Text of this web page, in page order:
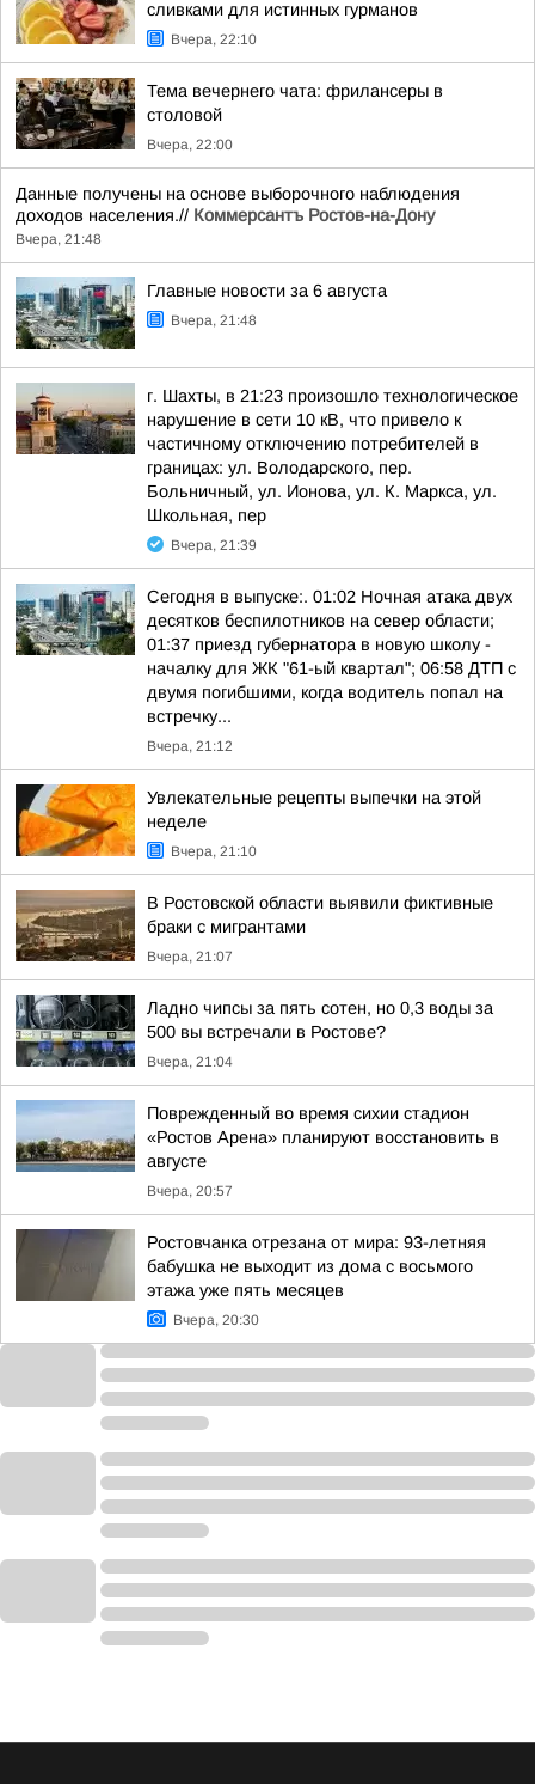
сливками для истинных гурманов
Вчера, 22:10
Тема вечернего чата: фрилансеры в
столовой
Вчера, 22:00
Данные получены на основе выборочного наблюдения
доходов населения.// Коммерсантъ Ростов-на-Дону
Вчера, 21:48
Главные новости за 6 августа
Вчера, 21:48
г. Шахты, в 21:23 произошло технологическое
нарушение в сети 10 кВ, что привело к
частичному отключению потребителей в
границах: ул. Володарского, пер.
Больничный, ул. Ионова, ул. К. Маркса, ул.
Школьная, пер
Вчера, 21:39
Сегодня в выпуске:. 01:02 Ночная атака двух
десятков беспилотников на север области;
01:37 приезд губернатора в новую школу -
началку для ЖК "61-ый квартал"; 06:58 ДТП с
двумя погибшими, когда водитель попал на
встречку...
Вчера, 21:12
Увлекательные рецепты выпечки на этой
неделе
Вчера, 21:10
В Ростовской области выявили фиктивные
браки с мигрантами
Вчера, 21:07
Ладно чипсы за пять сотен, но 0,3 воды за
500 вы встречали в Ростове?
Вчера, 21:04
Поврежденный во время сихии стадион
«Ростов Арена» планируют восстановить в
августе
Вчера, 20:57
Ростовчанка отрезана от мира: 93-летняя
бабушка не выходит из дома с восьмого
этажа уже пять месяцев
Вчера, 20:30